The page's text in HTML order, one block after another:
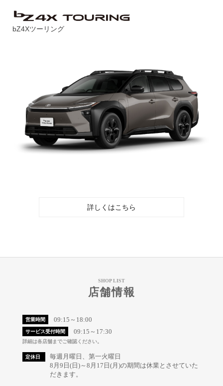
bZ4Xツーリング
詳しくはこちら
SHOP LIST
店舗情報
営業時間 09:15～18:00
サービス受付時間 09:15～17:30
詳細は各店舗までご確認ください。
定休日
毎週月曜日、第一火曜日
8月9日(日)～8月17日(月)の期間は休業とさせていた
だきます。